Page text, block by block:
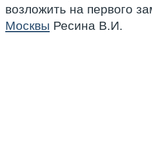
возложить на первого
Москвы Ресина В.И.